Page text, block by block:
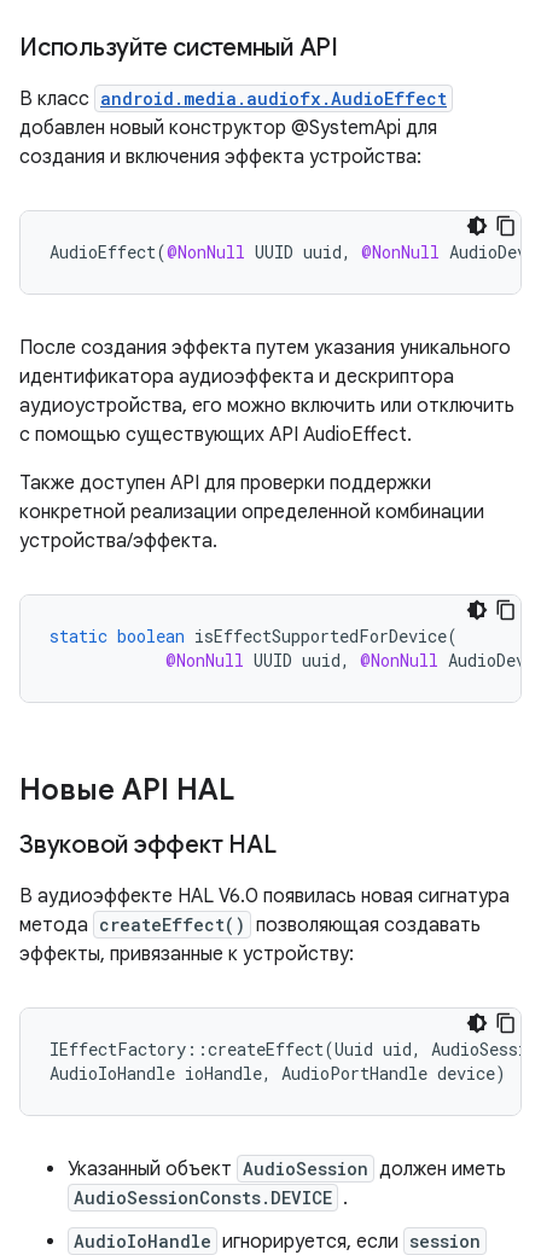
Используйте системный API
В класс android.media.audiofx.AudioEffect
добавлен новый конструктор @SystemApi для
создания и включения эффекта устройства:
AudioEffect(@NonNull UUID uuid, @NonNull
После создания эффекта путем указания уникального
идентификатора аудиоэффекта и дескриптора
аудиоустройства, его можно включить или отключить
с помощью существующих API AudioEffect.
Также доступен API для проверки поддержки
конкретной реализации определенной комбинации
устройства/эффекта.
static boolean isEffectSupportedForDevice(
@NonNull UUID uuid, @NonNull
Новые API HAL
Звуковой эффект HAL
В аудиоэффекте HAL V6.0 появилась новая сигнатура
метода createEffect() позволяющая создавать
эффекты, привязанные к устройству:
IEffectFactory::createEffect(Uuid uid,
AudioIoHandle ioHandle, AudioPortHandle device)
Указанный объект AudioSession должен иметь
AudioSessionConsts.DEVICE .
AudioIoHandle игнорируется, если session